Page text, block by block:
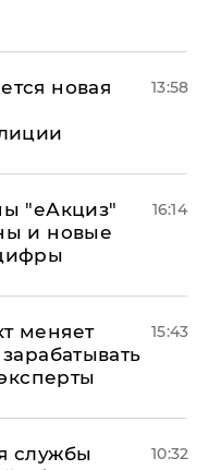
новая
13:58
"еАкциз"
и новые
16:14
меняет
15:43
службы
10:32